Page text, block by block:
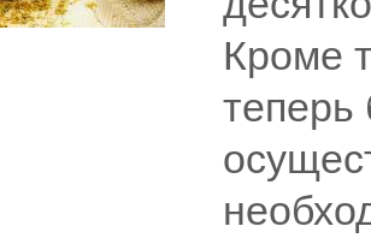
Кроме
теперь